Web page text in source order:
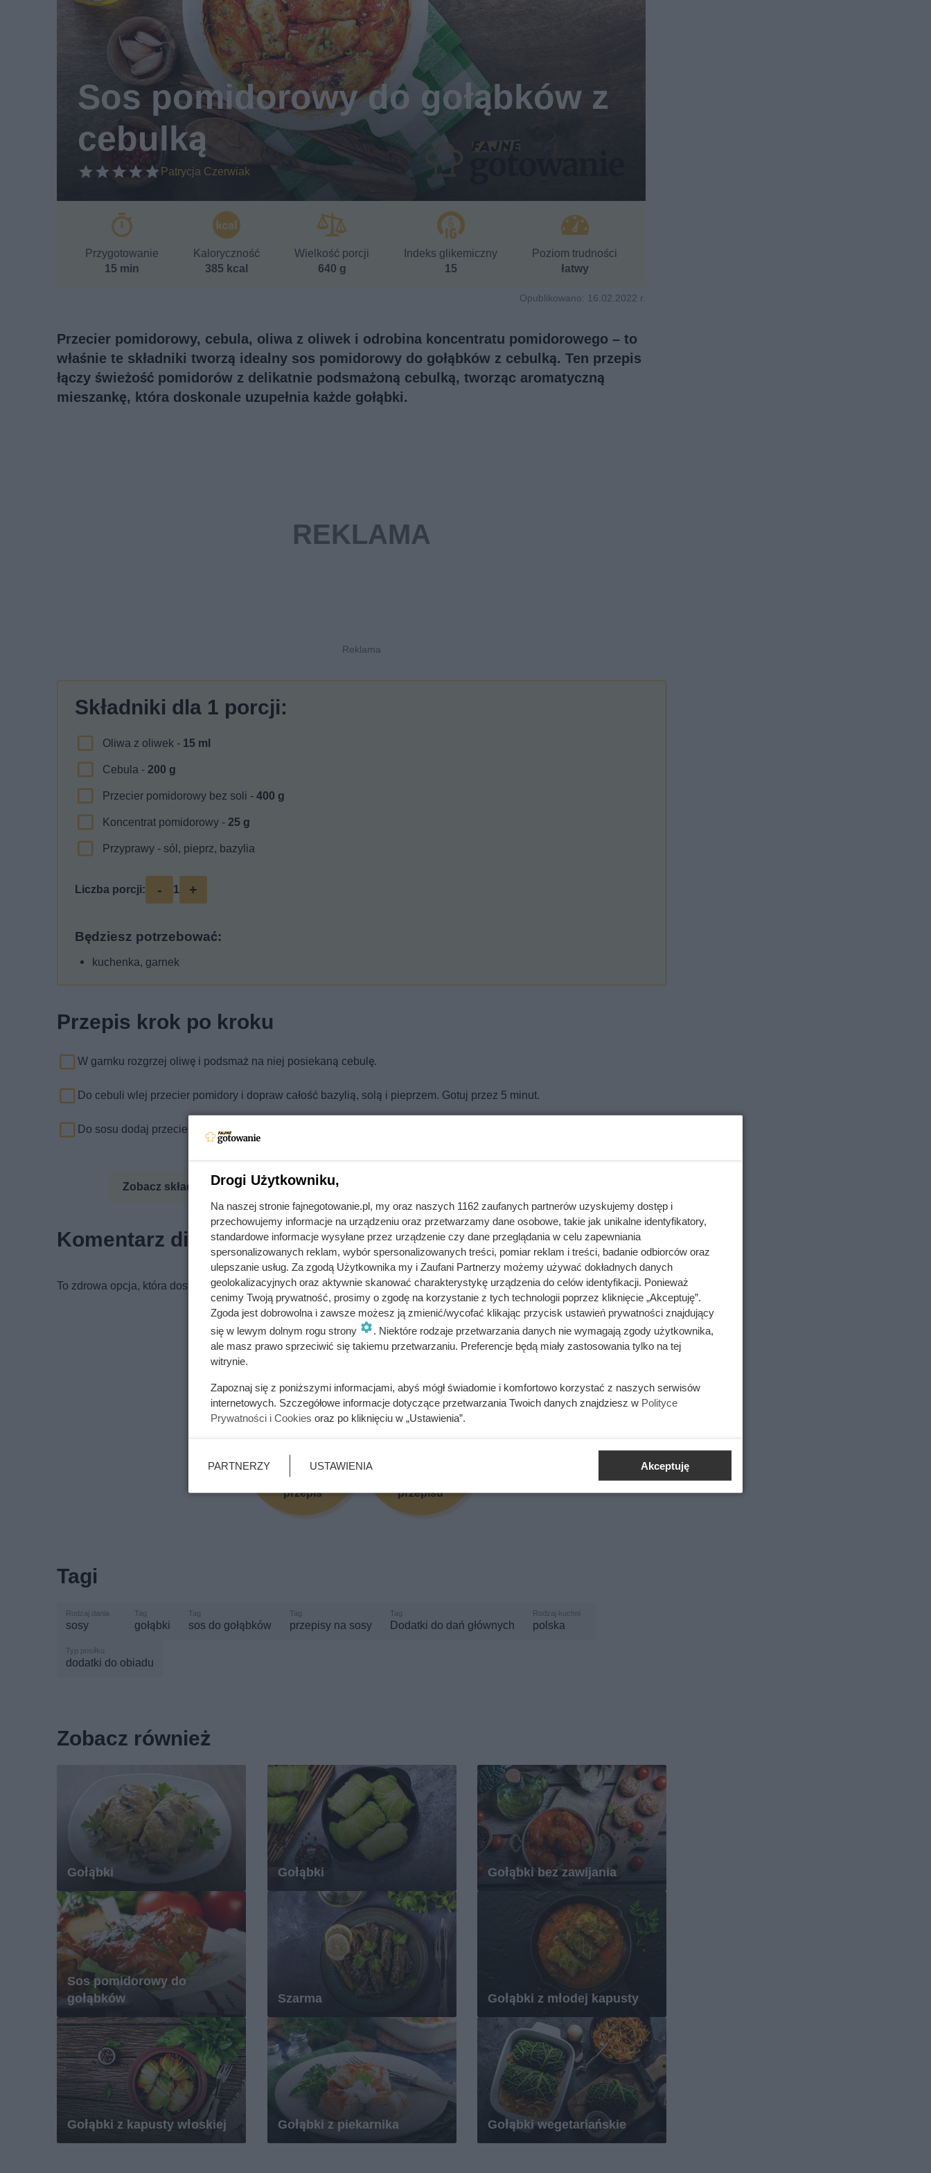
Sos pomidorowy do gołąbków z
cebulką
Patrycja Czerwiak
Przygotowanie
15 min
Kaloryczność
385 kcal
Wielkość porcji
640 g
Indeks glikemiczny
15
Poziom trudności
łatwy
Opublikowano: 16.02.2022 r.
Przecier pomidorowy, cebula, oliwa z oliwek i odrobina koncentratu pomidorowego – to
właśnie te składniki tworzą idealny sos pomidorowy do gołąbków z cebulką. Ten przepis
łączy świeżość pomidorów z delikatnie podsmażoną cebulką, tworząc aromatyczną
mieszankę, która doskonale uzupełnia każde gołąbki.
Składniki dla 1 porcji:
Oliwa z oliwek - 15 ml
Cebula - 200 g
Przecier pomidorowy bez soli - 400 g
Koncentrat pomidorowy - 25 g
Przyprawy - sól, pieprz, bazylia
Liczba porcji: - 1 +
Będziesz potrzebować:
kuchenka, garnek
Przepis krok po kroku
W garnku rozgrzej oliwę i podsmaż na niej posiekaną cebulę.
Do cebuli wlej przecier pomidory i dopraw całość bazylią, solą i pieprzem. Gotuj przez 5 minut.
Do sosu dodaj przecier pomidorowy i dokładnie wymieszaj.
Zobacz składniki odżywcze Zobacz alergeny
Komentarz dietetyka
To zdrowa opcja, która dostarcza sporo potasu.
~ Patrycja Czerwiak, psychodietetyk, dietetyk kliniczny
Podoba Ci się przepis? Oceń go!
Polecam
przepis
przepisu
Tagi
sosy gołąbki sos do gołąbków przepisy na sosy Dodatki do dań głównych polska
dodatki do obiadu
Zobacz również
Gołąbki Gołąbki Gołąbki bez zawijania
Sos pomidorowy do
gołąbków
Szarma Gołąbki z młodej kapusty
Gołąbki z kapusty włoskiej Gołąbki z piekarnika Gołąbki wegetariańskie
Drogi Użytkowniku,
Na naszej stronie fajnegotowanie.pl, my oraz naszych 1162 zaufanych partnerów uzyskujemy dostęp i
przechowujemy informacje na urządzeniu oraz przetwarzamy dane osobowe, takie jak unikalne identyfikatory,
standardowe informacje wysyłane przez urządzenie czy dane przeglądania w celu zapewniania
spersonalizowanych reklam, wybór spersonalizowanych treści, pomiar reklam i treści, badanie odbiorców oraz
ulepszanie usług. Za zgodą Użytkownika my i Zaufani Partnerzy możemy używać dokładnych danych
geolokalizacyjnych oraz aktywnie skanować charakterystykę urządzenia do celów identyfikacji. Ponieważ
cenimy Twoją prywatność, prosimy o zgodę na korzystanie z tych technologii poprzez kliknięcie „Akceptuję”.
Zgoda jest dobrowolna i zawsze możesz ją zmienić/wycofać klikając przycisk ustawień prywatności znajdujący
się w lewym dolnym rogu strony
. Niektóre rodzaje przetwarzania danych nie wymagają zgody użytkownika,
ale masz prawo sprzeciwić się takiemu przetwarzaniu. Preferencje będą miały zastosowania tylko na tej
witrynie.
Zapoznaj się z poniższymi informacjami, abyś mógł świadomie i komfortowo korzystać z naszych serwisów
internetowych. Szczegółowe informacje dotyczące przetwarzania Twoich danych znajdziesz w Polityce
Prywatności i Cookies oraz po kliknięciu w „Ustawienia”.
PARTNERZY USTAWIENIA Akceptuję